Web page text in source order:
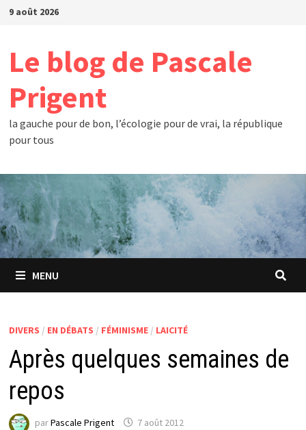
Passer
9 août 2026
Le blog de Pascale
Prigent
la gauche pour de bon, l’écologie pour de vrai, la république
pour tous
MENU
DIVERS / EN DÉBATS / FÉMINISME/ LAICITÉ
Après quelques semaines de
repos
parPascale Prigent 7 août 2012